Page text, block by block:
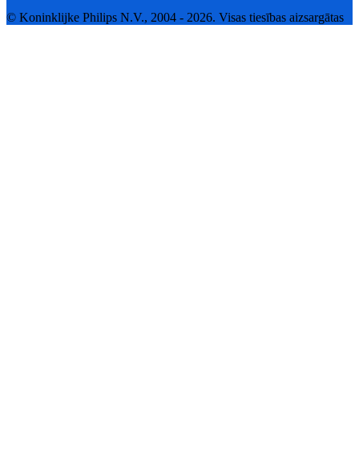
© Koninklijke Philips N.V., 2004 - 2026. Visas tiesības aizsargātas